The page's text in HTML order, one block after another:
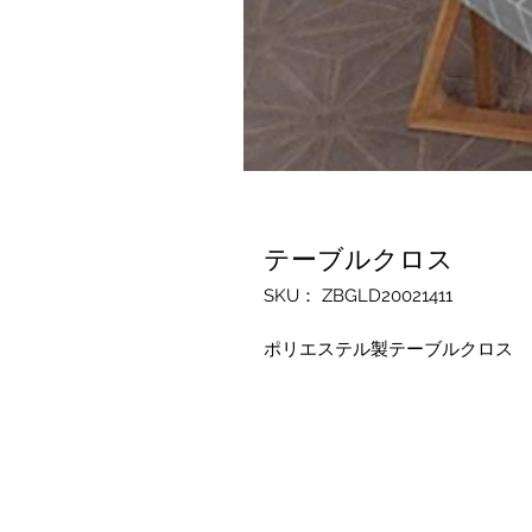
テーブルクロス
SKU： ZBGLD20021411
ポリエステル製テーブルクロス